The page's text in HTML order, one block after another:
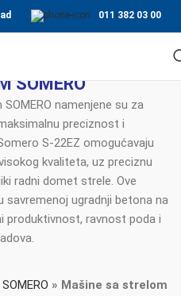
011 382 03 00
SOMERO
namenjene su za
preciznost i
S-22EZ omogućavaju
kvaliteta, uz preciznu
radni domet strele. Ove
savremenoj ugradnji betona na
produktivnost, ravnost poda i
» Mašine sa strelom